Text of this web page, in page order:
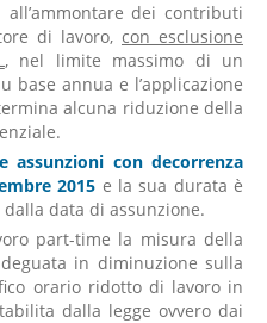
dei contributi
di lavoro, con esclusione
, nel limite massimo di un
base annua e l’applicazione
alcuna riduzione della
assunzioni con decorrenza
2015 e la sua durata è
data di assunzione.
part-time la misura della
in diminuzione sulla
orario ridotto di lavoro in
dalla legge ovvero dai